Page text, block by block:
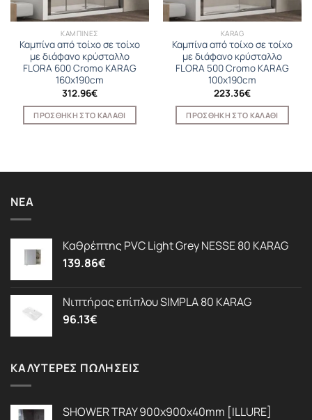
ΚΑΜΠΙΝΕΣ
Καμπίνα από τοίχο σε τοίχο
με διάφανο κρύσταλλο
FLORA 600 Cromo KARAG
160x190cm
312.96€
ΠΡΟΣΘΉΚΗ ΣΤΟ ΚΑΛΆΘΙ
KARAG
Καμπίνα από τοίχο σε τοίχο
με διάφανο κρύσταλλο
FLORA 500 Cromo KARAG
100x190cm
223.36€
ΠΡΟΣΘΉΚΗ ΣΤΟ ΚΑΛΆΘΙ
ΝΈΑ
Καθρέπτης PVC Light Grey NESSE 80 KARAG
139.86€
Νιπτήρας επίπλου SIMPLA 80 KARAG
96.13€
ΚΑΛΎΤΕΡΕΣ ΠΩΛΉΣΕΙΣ
SHOWER TRAY 900x900x40mm [ILLURE]